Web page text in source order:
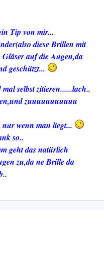
Tip von mir...
diese Brillen mit
auf die Augen,da
geschützt...
selbst zitieren......lach..
zuuuuuuuuuuu
wenn man liegt...
so..
geht das natürlich
zu,da ne Brille da